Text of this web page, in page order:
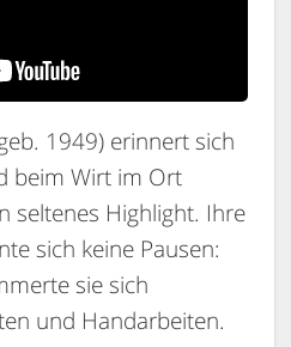
1949) erinnert sich
beim Wirt im Ort
seltenes Highlight. Ihre
sich keine Pausen:
sie sich
und Handarbeiten.